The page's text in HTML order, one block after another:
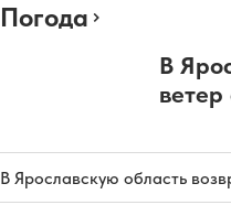
Погода
В
В Ярославскую область